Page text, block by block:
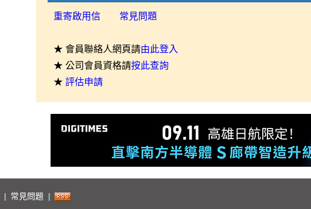
重寄啟用信 常見問題
★ 會員聯絡人網頁請由此登入
★ 公司會員資格請按此查詢
★ 評估申請
常見問題